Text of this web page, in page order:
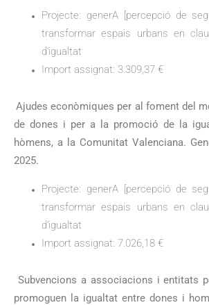
Projecte: generA [percepció de
transformar espais urbans en
d’igualtat
Import assignat: 3.309,37 €
Ajudes econòmiques per al foment del
de dones i per a la promoció de la
hòmens, a la Comunitat Valenciana.
2025.
Projecte: generA [percepció de
transformar espais urbans en
d’igualtat
Import assignat: 7.026,18 €
Subvencions a associacions i entitats
promoguen la igualtat entre dones i